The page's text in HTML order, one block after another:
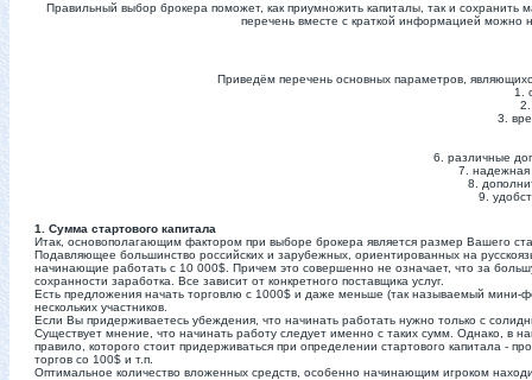
Правильный выбор брокера поможет, как приумножить капиталы, так и сохранить
перечень вместе с краткой информацией
Приведём перечень основных параметров,
1.
2.
3.
6. различные
7. надежная
8.
9.
1. Сумма стартового капитала
Итак, основополагающим фактором при выборе брокера является размер Вашего
Подавляющее большинство российских и зарубежных, ориентированных на
начинающие работать с 10 000$. Причем это совершенно не означает, что за
сохранности заработка. Все зависит от конкретного поставщика услуг.
Есть предложения начать торговлю с 1000$ и даже меньше (так называемый мини-
нескольких участников.
Если Вы придерживаетесь убеждения, что начинать работать нужно только с
Существует мнение, что начинать работу следует именно с таких сумм. Однако, в
правило, которого стоит придерживаться при определении стартового капитала
торгов со 100$ и т.п.
Оптимальное количество вложенных средств, особенно начинающим игроком